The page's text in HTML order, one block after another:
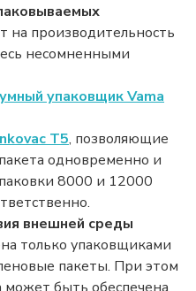
на производительность
несомненными
упаковщик Vama
T5, позволяющие
одновременно и
8000 и 12000
внешней среды
только упаковщиками
пакеты. При этом
может быть обеспечена